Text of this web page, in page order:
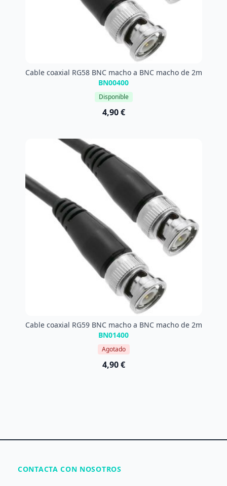
Cable coaxial RG58 BNC macho a BNC macho de 2m
BN00400
Disponible
4,90 €
Cable coaxial RG59 BNC macho a BNC macho de 2m
BN01400
Agotado
4,90 €
CONTACTA CON NOSOTROS